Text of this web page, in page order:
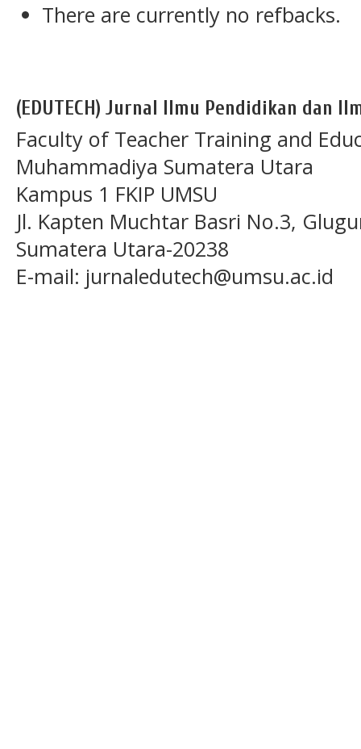
There are currently no refbacks.
(EDUTECH) Jurnal Ilmu Pendidikan dan
Faculty of Teacher Training and
Muhammadiya Sumatera Utara
Kampus 1 FKIP UMSU
Jl. Kapten Muchtar Basri No.3,
Sumatera Utara-20238
E-mail: jurnaledutech@umsu.ac.id